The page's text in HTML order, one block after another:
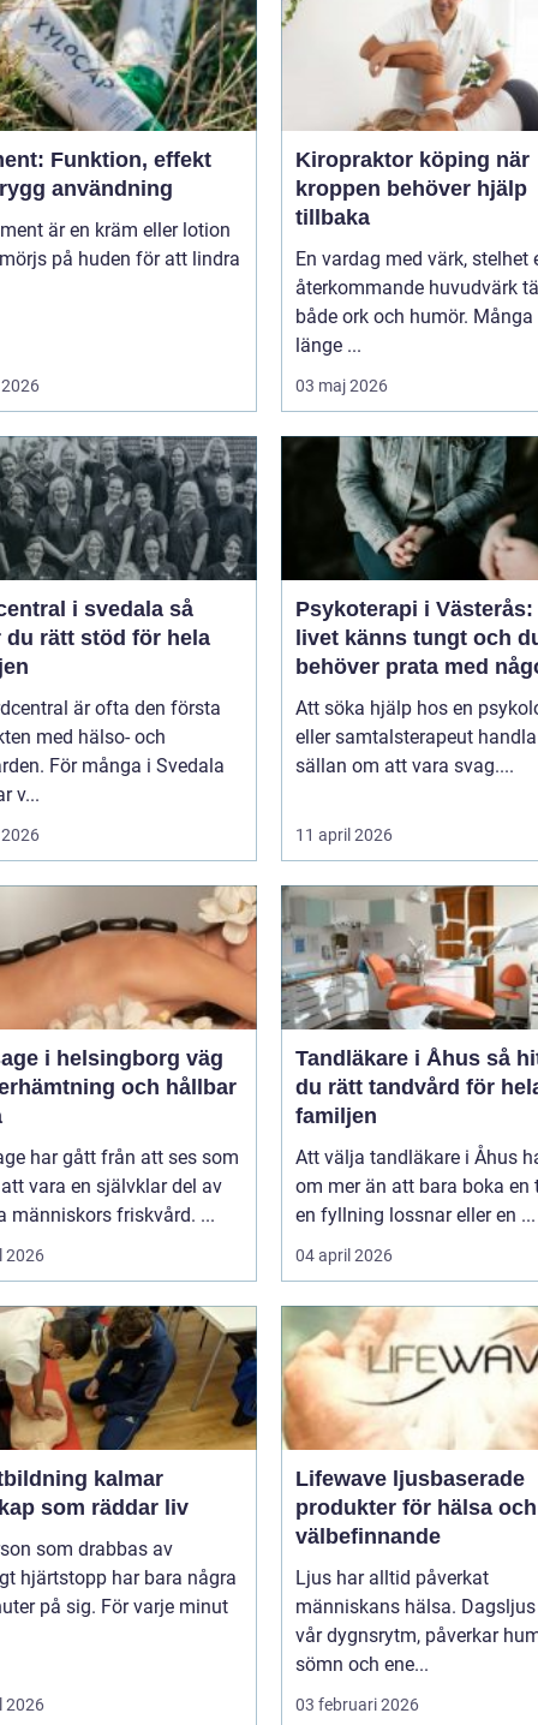
Funktion, effekt
användning
är en kräm eller lotion
på huden för att lindra
Kiropraktor köping när
kroppen behöver hjälp
tillbaka
En vardag med värk, stelhet
återkommande huvudvärk
både ork och humör. Många
länge ...
03 maj 2026
i svedala så
du rätt stöd för hela
är ofta den första
med hälso- och
För många i Svedala
v...
Psykoterapi i Västerås:
livet känns tungt och
behöver prata med
Att söka hjälp hos en
eller samtalsterapeut
sällan om att vara svag....
11 april 2026
i helsingborg väg
och hållbar
har gått från att ses som
vara en självklar del av
människors friskvård. ...
2026
Tandläkare i Åhus så hittar
du rätt tandvård för
familjen
Att välja tandläkare i Åhus
om mer än att bara boka en
en fyllning lossnar eller en ...
04 april 2026
kalmar
som räddar liv
som drabbas av
hjärtstopp har bara några
på sig. För varje minut
2026
Lifewave ljusbaserade
produkter för hälsa och
välbefinnande
Ljus har alltid påverkat
människans hälsa.
vår dygnsrytm, påverkar
sömn och ene...
03 februari 2026